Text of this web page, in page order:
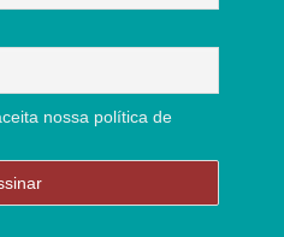
nossa política de